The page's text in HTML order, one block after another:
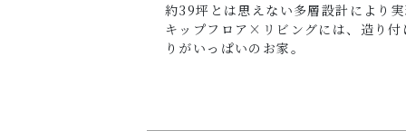
約39坪とは思えない多層設計により
キップフロア×リビングには、造り
りがいっぱいのお家。